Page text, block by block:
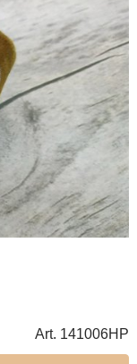
Art. 141006HP